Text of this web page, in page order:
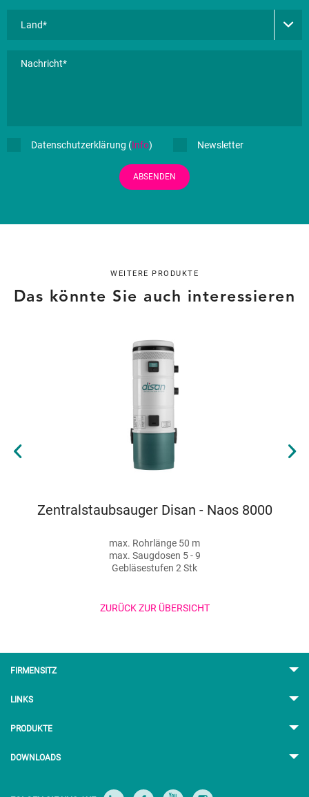
Datenschutzerklärung (Info) Newsletter
ABSENDEN
WEITERE PRODUKTE
Das könnte Sie auch interessieren
Disan - Naos 8000
ZURÜCK ZUR ÜBERSICHT
FIRMENSITZ
LINKS
PRODUKTE
DOWNLOADS